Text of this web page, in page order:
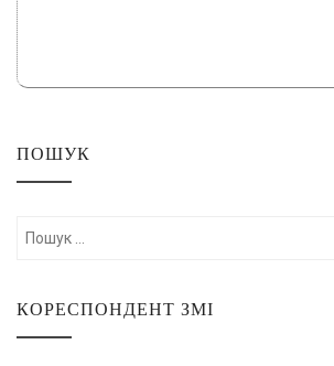
ПОШУК
Шукати:
КОРЕСПОНДЕНТ ЗМІ